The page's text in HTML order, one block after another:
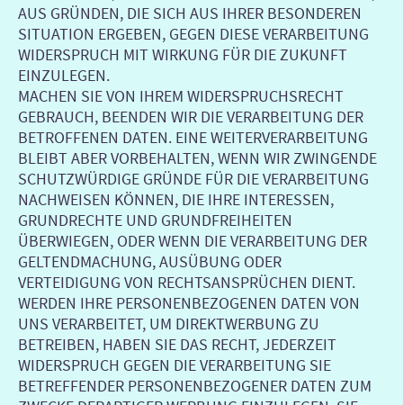
AUS GRÜNDEN, DIE SICH AUS IHRER BESONDEREN
SITUATION ERGEBEN, GEGEN DIESE VERARBEITUNG
WIDERSPRUCH MIT WIRKUNG FÜR DIE ZUKUNFT
EINZULEGEN.
MACHEN SIE VON IHREM WIDERSPRUCHSRECHT
GEBRAUCH, BEENDEN WIR DIE VERARBEITUNG DER
BETROFFENEN DATEN. EINE WEITERVERARBEITUNG
BLEIBT ABER VORBEHALTEN, WENN WIR ZWINGENDE
SCHUTZWÜRDIGE GRÜNDE FÜR DIE VERARBEITUNG
NACHWEISEN KÖNNEN, DIE IHRE INTERESSEN,
GRUNDRECHTE UND GRUNDFREIHEITEN
ÜBERWIEGEN, ODER WENN DIE VERARBEITUNG DER
GELTENDMACHUNG, AUSÜBUNG ODER
VERTEIDIGUNG VON RECHTSANSPRÜCHEN DIENT.
WERDEN IHRE PERSONENBEZOGENEN DATEN VON
UNS VERARBEITET, UM DIREKTWERBUNG ZU
BETREIBEN, HABEN SIE DAS RECHT, JEDERZEIT
WIDERSPRUCH GEGEN DIE VERARBEITUNG SIE
BETREFFENDER PERSONENBEZOGENER DATEN ZUM